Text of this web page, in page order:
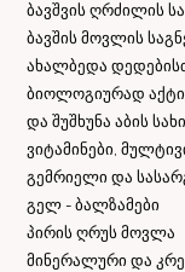
ბავშვის ღრძილის
ბავშის მოვლის
ახალბედა
ბიოლოგიურად
და შუშხუნა აბის
ვიტამინები,
გემრიელი და
გელ - ბალზამები
პირის ღრუს მოვლა
მინერალური და